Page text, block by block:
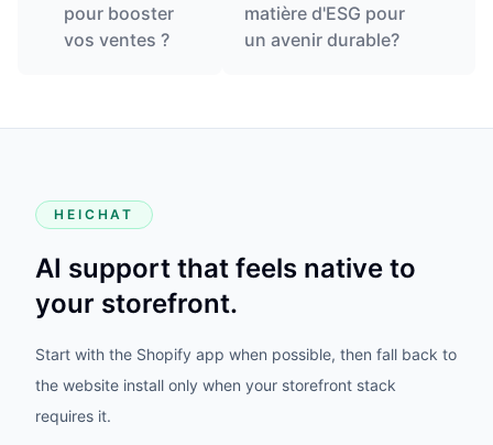
pour booster
vos ventes ?
matière d'ESG pour
un avenir durable?
HEICHAT
AI support that feels native to
your storefront.
Start with the Shopify app when possible, then fall back to
the website install only when your storefront stack
requires it.